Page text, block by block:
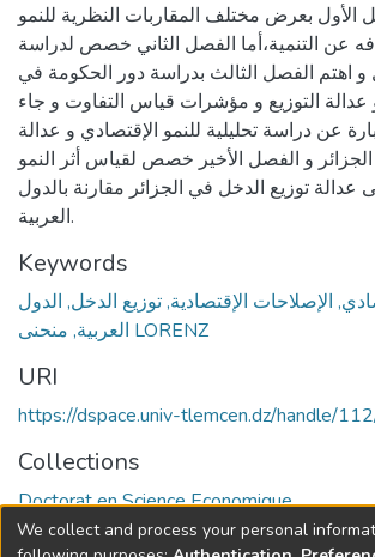
الأول بعرض مختلف المقاربات النظرية للنمو
عن التنمية،أما الفصل الثاني خصص لدراسة
و اهتم الفصل الثالث بدراسة دور الحكومة في
عدالة التوزيع و مؤشرات قياس التفاوت و جاء
عن دراسة تحليلية للنمو الإقتصادي و عدالة
و الفصل الأخير خصص لقياس أثر النمو
عدالة توزيع الدخل في الجزائر مقارنة بالدول
العربية.
Keywords
الإصلاحات الإقتصادية, توزيع الدخل, الدول
العربية, منحنى LORENZ
URI
https://dspace.univ-tlemcen.dz/handle/
Collections
Doctorat en Science Economique
We collect and process your personal